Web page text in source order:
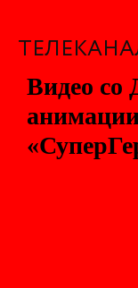
содержимому
Видео со